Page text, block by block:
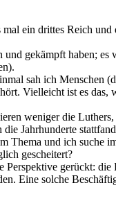
ein drittes Reich
und gekämpft haben;
sah ich Menschen
Vielleicht ist es das,
weniger die
Jahrhunderte
Thema und ich suche
gescheitert?
gerückt:
Eine solche